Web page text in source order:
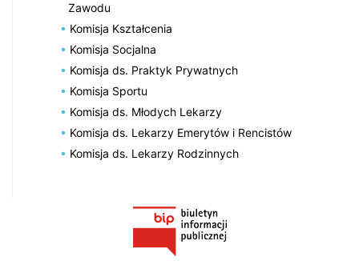
Zawodu
Komisja Kształcenia
Komisja Socjalna
Komisja ds. Praktyk Prywatnych
Komisja Sportu
Komisja ds. Młodych Lekarzy
Komisja ds. Lekarzy Emerytów i Rencistów
Komisja ds. Lekarzy Rodzinnych